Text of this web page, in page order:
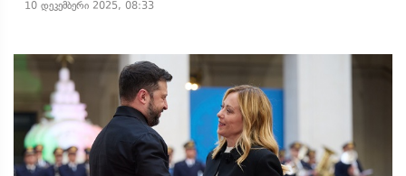
10 დეკემბერი 2025, 08:33